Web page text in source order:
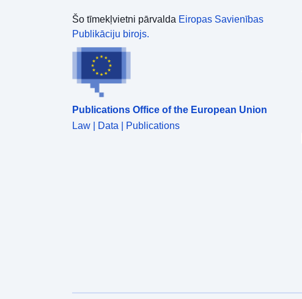
Šo tīmekļvietni pārvalda Eiropas Savienības
Publikāciju birojs.
Publications Office of the European Union
Law | Data | Publications